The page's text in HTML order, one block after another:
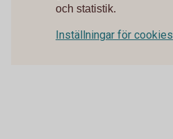
och statistik.
Inställningar för cookies